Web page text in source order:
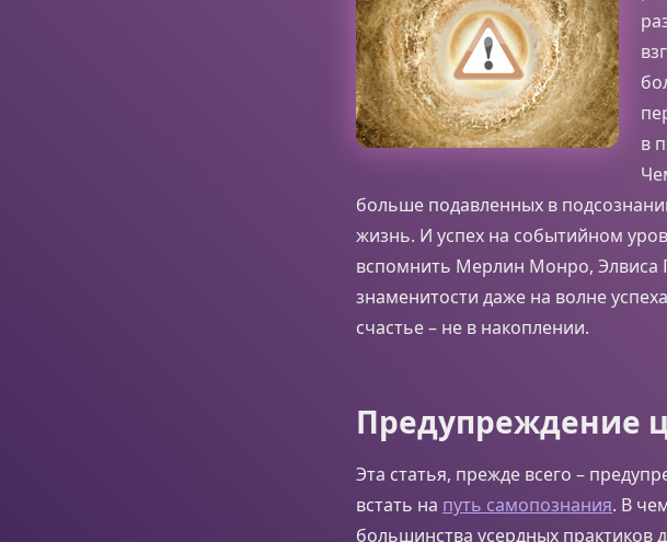
в
больше подавленных в
жизнь. И успех на событийном
вспомнить Мерлин Монро, Элвиса
знаменитости даже на волне
счастье – не в накоплении.
Предупреждение
Эта статья, прежде всего –
встать на путь самопознания. В
большинства усердных практиков